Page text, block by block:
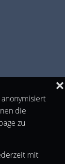
die
zu
mit
❌